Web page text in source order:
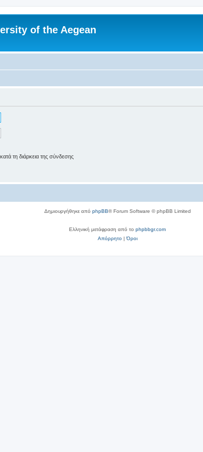
of the Aegean
τη διάρκεια της σύνδεσης
Δημιουργήθηκε από phpBB® Forum Software © phpBB Limited
Ελληνική μετάφραση από το phpbbgr.com
Απόρρητο|Όροι